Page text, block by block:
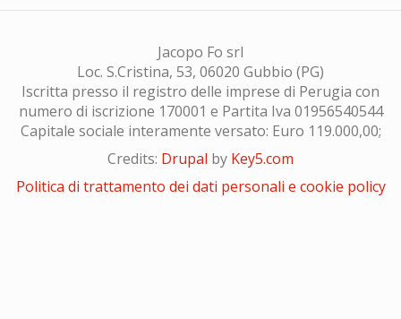
Jacopo Fo srl
Loc. S.Cristina, 53, 06020 Gubbio (PG)
Iscritta presso il registro delle imprese di Perugia con
numero di iscrizione 170001 e Partita Iva 01956540544
Capitale sociale interamente versato: Euro 119.000,00;
Credits: Drupal by Key5.com
Politica di trattamento dei dati personali e cookie policy